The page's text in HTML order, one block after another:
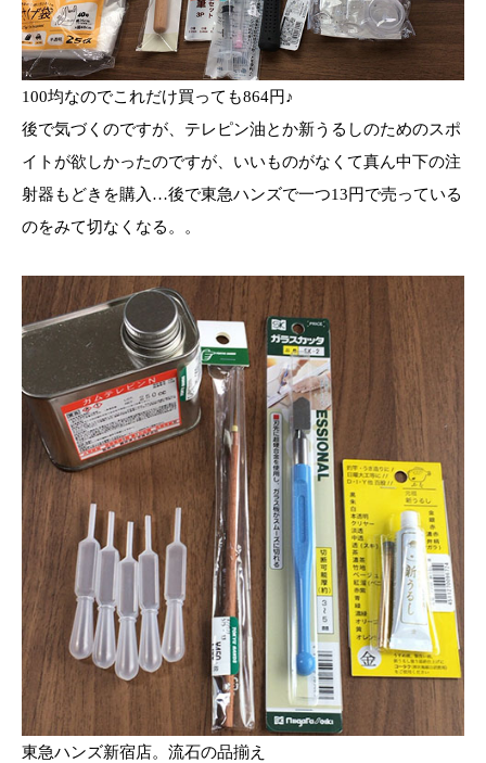
100均なのでこれだけ買っても864円♪
後で気づくのですが、テレピン油とか新うるしのためのスポ
イトが欲しかったのですが、いいものがなくて真ん中下の注
射器もどきを購入…後で東急ハンズで一つ13円で売っている
のをみて切なくなる。。
東急ハンズ新宿店。流石の品揃え